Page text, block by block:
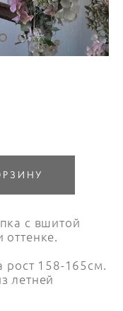
с вшитой
оттенке.
рост 158-165см.
летней